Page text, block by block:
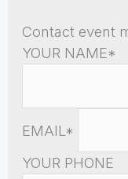
Contact event
YOUR NAME*
EMAIL*
YOUR PHONE